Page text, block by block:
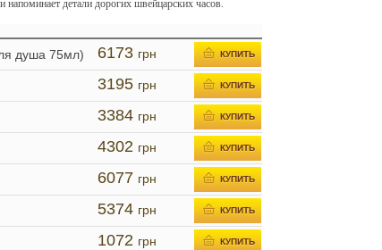
детали дорогих швейцарских часов.
душа 75мл) 6173 грн КУПИТЬ
3195 грн КУПИТЬ
3384 грн КУПИТЬ
4302 грн КУПИТЬ
6077 грн КУПИТЬ
5374 грн КУПИТЬ
1072 грн КУПИТЬ